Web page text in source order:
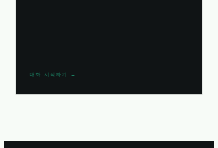
대화 시작하기 →